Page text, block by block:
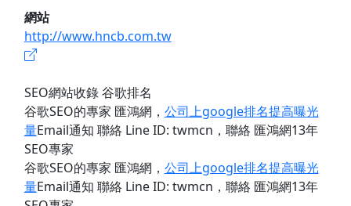
網站
http://www.hncb.com.tw
SEO網站收錄 谷歌排名
谷歌SEO的專家 匯鴻網 ， 公司上google排名提高曝光
量Email通知 聯絡 Line ID: twmcn ，聯絡 匯鴻網13年
SEO專家
谷歌SEO的專家 匯鴻網 ， 公司上google排名提高曝光
量Email通知 聯絡 Line ID: twmcn ，聯絡 匯鴻網13年